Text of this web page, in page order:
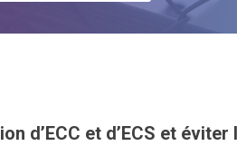
d’ECC et d’ECS et